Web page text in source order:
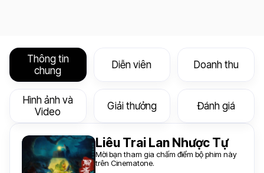
Thông tin
chung
Diễn viên Doanh thu
Hình ảnh và
Video
Giải thưởng Đánh giá
Liêu Trai Lan Nhược Tự
Mời bạn tham gia chấm điểm bộ phim này
trên Cinematone.